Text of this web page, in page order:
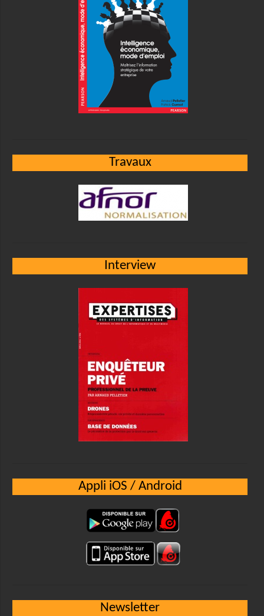
Travaux
Interview
Appli iOS / Android
Newsletter